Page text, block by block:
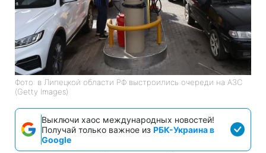
Фото: в Липецкой области РФ выстроились очереди на АЗС
(Getty Images)
Выключи хаос международных новостей!
Получай только важное из РБК-Украина в
Google